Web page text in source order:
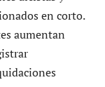
en corto.
aumentan